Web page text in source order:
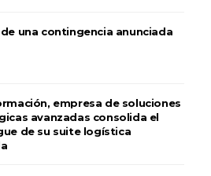
una contingencia anunciada
empresa de soluciones
avanzadas consolida el
de su suite logística